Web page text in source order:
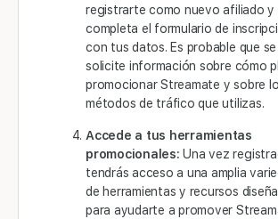
registrarte como nuevo afiliado y
completa el formulario de
con tus datos. Es probable que
solicite información sobre cómo
promocionar Streamate y sobre
métodos de tráfico que utilizas.
Accede a tus herramientas
promocionales: Una vez
tendrás acceso a una amplia
de herramientas y recursos
para ayudarte a promover